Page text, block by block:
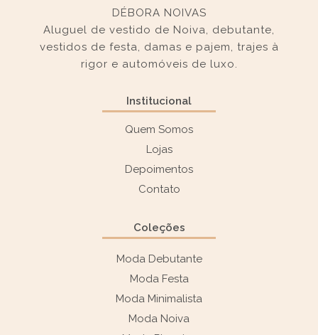
DÉBORA NOIVAS
Aluguel de vestido de Noiva, debutante,
vestidos de festa, damas e pajem, trajes à
rigor e automóveis de luxo.
Institucional
Quem Somos
Lojas
Depoimentos
Contato
Coleções
Moda Debutante
Moda Festa
Moda Minimalista
Moda Noiva